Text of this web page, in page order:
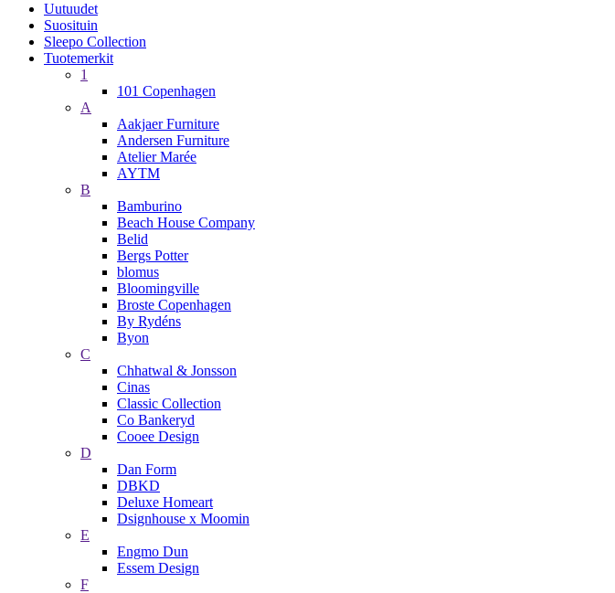
Uutuudet
Suosituin
Sleepo Collection
Tuotemerkit
1
101 Copenhagen
A
Aakjaer Furniture
Andersen Furniture
Atelier Marée
AYTM
B
Bamburino
Beach House Company
Belid
Bergs Potter
blomus
Bloomingville
Broste Copenhagen
By Rydéns
Byon
C
Chhatwal & Jonsson
Cinas
Classic Collection
Co Bankeryd
Cooee Design
D
Dan Form
DBKD
Deluxe Homeart
Dsignhouse x Moomin
E
Engmo Dun
Essem Design
F